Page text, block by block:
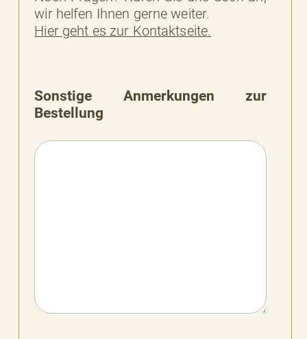
wir helfen Ihnen gerne weiter.
Hier geht es zur Kontaktseite.
Sonstige Anmerkungen zur
Bestellung